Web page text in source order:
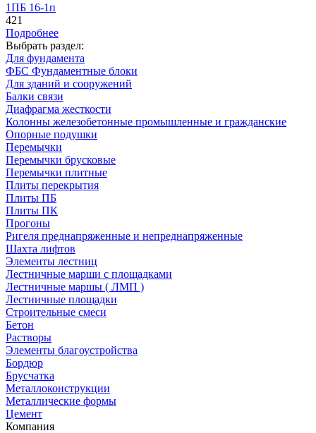
1ПБ 16-1п
421
Подробнее
Выбрать раздел:
Для фундамента
ФБС Фундаментные блоки
Для зданий и сооружений
Балки связи
Диафрагма жесткости
Колонны железобетонные промышленные и гражданские
Опорные подушки
Перемычки
Перемычки брусковые
Перемычки плитные
Плиты перекрытия
Плиты ПБ
Плиты ПК
Прогоны
Ригеля преднапряженные и непреднапряженные
Шахта лифтов
Элементы лестниц
Лестничные марши с площадками
Лестничные маршы ( ЛМП )
Лестничные площадки
Строительные смеси
Бетон
Растворы
Элементы благоустройства
Бордюр
Брусчатка
Металлоконструкции
Металлические формы
Цемент
Компания